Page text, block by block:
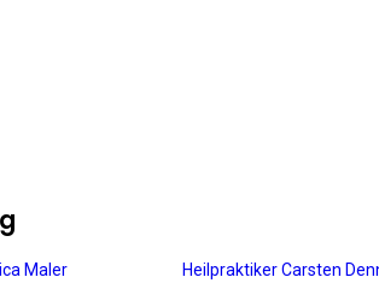
Maler
Heilpraktiker Carsten